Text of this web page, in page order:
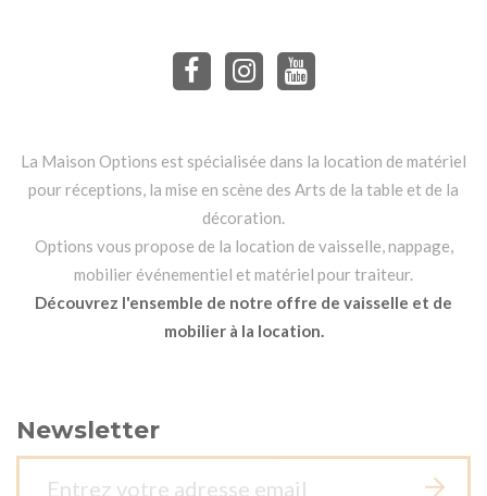
La Maison Options est spécialisée dans la location de matériel
pour réceptions, la mise en scène des Arts de la table et de la
décoration.
Options vous propose de la location de vaisselle, nappage,
mobilier événementiel et matériel pour traiteur.
Découvrez l'ensemble de notre offre de vaisselle et de
mobilier à la location.
Newsletter